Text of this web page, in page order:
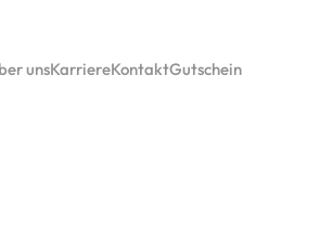
unsKarriereKontaktGutschein